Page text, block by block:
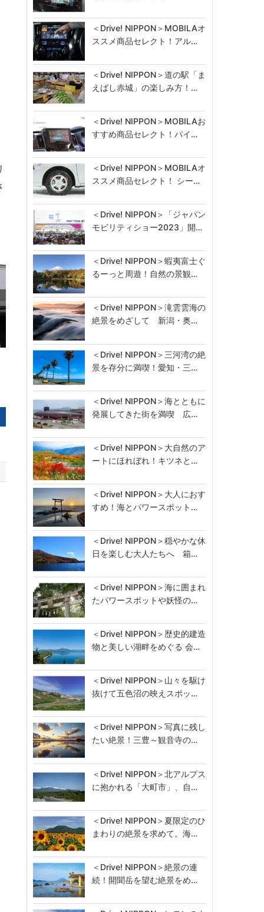
＜Drive! NIPPON＞MOBILAオ
ススメ商品セレクト！アル…
＜Drive! NIPPON＞道の駅「ま
えばし赤城」の楽しみ方！…
＜Drive! NIPPON＞MOBILAお
すすめ商品セレクト！パイ…
＜Drive! NIPPON＞MOBILAオ
ススメ商品セレクト！ シー…
＜Drive! NIPPON＞「ジャパン
モビリティショー2023」開…
＜Drive! NIPPON＞蝦夷富士ぐ
るーっと周遊！自然の景観…
＜Drive! NIPPON＞滝雲雲海の
絶景をめざして 新潟・奥…
＜Drive! NIPPON＞三河湾の絶
景を存分に満喫！愛知・三…
＜Drive! NIPPON＞海とともに
発展してきた街を満喫 広…
＜Drive! NIPPON＞大自然のア
ートにほれぼれ！キツネと…
＜Drive! NIPPON＞大人におす
すめ！海とパワースポット…
＜Drive! NIPPON＞穏やかな休
日を楽しむ大人たちへ 箱…
＜Drive! NIPPON＞海に囲まれ
たパワースポットや妖怪の…
＜Drive! NIPPON＞歴史的建造
物と美しい湖畔をめぐる 会…
＜Drive! NIPPON＞山々を駆け
抜けて五色沼の映えスポッ…
＜Drive! NIPPON＞写真に残し
たい絶景！三豊～観音寺の…
＜Drive! NIPPON＞北アルプス
に抱かれる「大町市」、自…
＜Drive! NIPPON＞夏限定のひ
まわりの絶景を求めて。海…
＜Drive! NIPPON＞絶景の連
続！開聞岳を望む絶景をめ…